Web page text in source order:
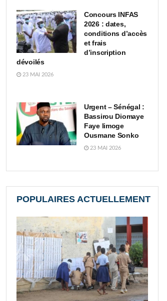
Concours INFAS
2026 : dates,
conditions d’accès
et frais
d’inscription
dévoilés
23 MAI 2026
Urgent – Sénégal :
Bassirou Diomaye
Faye limoge
Ousmane Sonko
23 MAI 2026
POPULAIRES ACTUELLEMENT